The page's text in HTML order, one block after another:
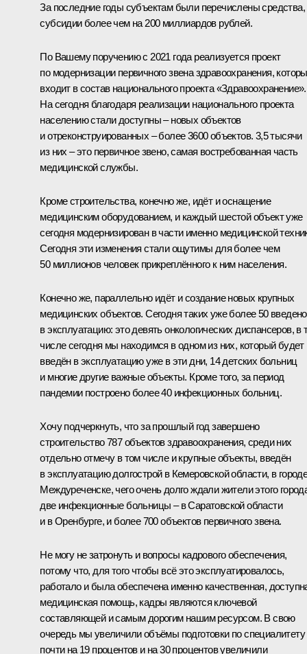
За последние годы субъектам были перечислены средства,
субсидии более чем на 200 миллиардов рублей.
По Вашему поручению с 2021 года реализуется проект
по модернизации первичного звена здравоохранения,
входит в состав национального проекта «Здравоохранение».
На сегодня благодаря реализации национального проекта
населению стали доступны – новых объектов
и отреконструированных – более 3600 объектов. 3,5 тысячи
из них – это первичное звено, самая востребованная часть
медицинской службы.
Кроме строительства, конечно же, идёт и оснащение
медицинским оборудованием, и каждый шестой объект уже
сегодня модернизирован в части именно медицинской
Сегодня эти изменения стали ощутимы для более чем
50 миллионов человек прикреплённого к ним населения.
Конечно же, параллельно идёт и создание новых крупных
медицинских объектов. Сегодня таких уже более 50 введено
в эксплуатацию: это девять онкологических диспансеров, в
числе сегодня мы находимся в одном из них, который будет
введён в эксплуатацию уже в эти дни, 14 детских больниц
и многие другие важные объекты. Кроме того, за период
пандемии построено более 40 инфекционных больниц.
Хочу подчеркнуть, что за прошлый год завершено
строительство 787 объектов здравоохранения, среди них
отдельно отмечу в том числе и крупные объекты, введён
в эксплуатацию долгострой в Кемеровской области, в
Междуреченске, чего очень долго ждали жители этого
две инфекционные больницы – в Саратовской области
и в Оренбурге, и более 700 объектов первичного звена.
Не могу не затронуть и вопросы кадрового обеспечения,
потому что, для того чтобы всё это эксплуатировалось,
работало и была обеспечена именно качественная,
медицинская помощь, кадры являются ключевой
составляющей и самым дорогим нашим ресурсом. В свою
очередь мы увеличили объёмы подготовки по специалитету
почти на 19 процентов и на 30 процентов увеличили